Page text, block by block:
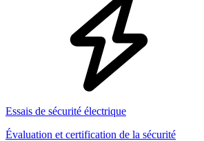
Essais de sécurité électrique
Évaluation et certification de la sécurité